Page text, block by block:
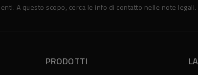
A questo scopo, cerca le info di contatto nelle note legali.
PRODOTTI